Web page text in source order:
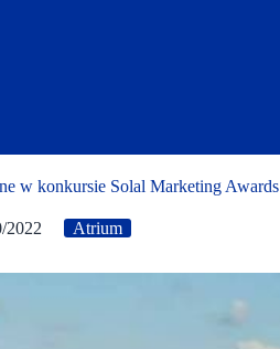
w konkursie Solal Marketing Awards
2022 Atrium